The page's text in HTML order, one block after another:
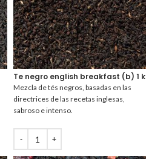
Te negro english breakfast (b) 1
Mezcla de tés negros, basadas en las
directrices de las recetas inglesas,
sabroso e intenso.